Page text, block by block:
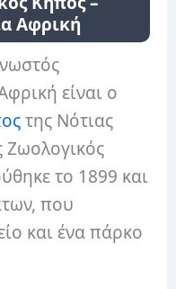
Αφρική
είναι ο
της Νότιας
Ζωολογικός
το 1899 και
που
και ένα πάρκο